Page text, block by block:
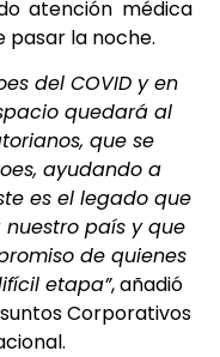
atención médica
pasar la noche.
del COVID y en
quedará al
que se
ayudando a
es el legado que
país y que
de quienes
etapa”, añadió
Corporativos